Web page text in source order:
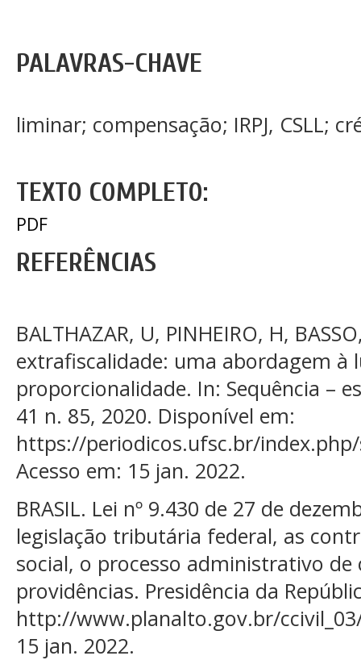
PALAVRAS-CHAVE
liminar; compensação; IRPJ, CSLL;
TEXTO COMPLETO:
PDF
REFERÊNCIAS
BALTHAZAR, U, PINHEIRO, H,
extrafiscalidade: uma abordagem à
proporcionalidade. In: Sequência –
41 n. 85, 2020. Disponível em:
https://periodicos.ufsc.br/
Acesso em: 15 jan. 2022.
BRASIL. Lei nº 9.430 de 27 de
legislação tributária federal, as
social, o processo administrativo
providências. Presidência da
http://www.planalto.gov.br/
15 jan. 2022.